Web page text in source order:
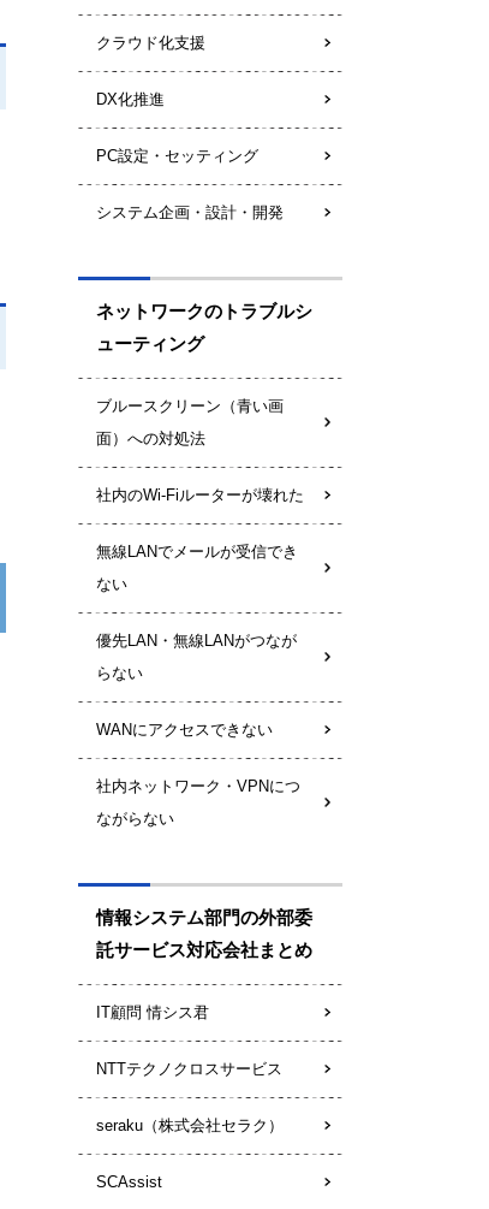
クラウド化支援
DX化推進
PC設定・セッティング
システム企画・設計・開発
ネットワークのトラブルシ
ューティング
ブルースクリーン（青い画
面）への対処法
社内のWi-Fiルーターが壊れた
無線LANでメールが受信でき
ない
優先LAN・無線LANがつなが
らない
WANにアクセスできない
社内ネットワーク・VPNにつ
ながらない
情報システム部門の外部委
託サービス対応会社まとめ
IT顧問 情シス君
NTTテクノクロスサービス
seraku（株式会社セラク）
SCAssist